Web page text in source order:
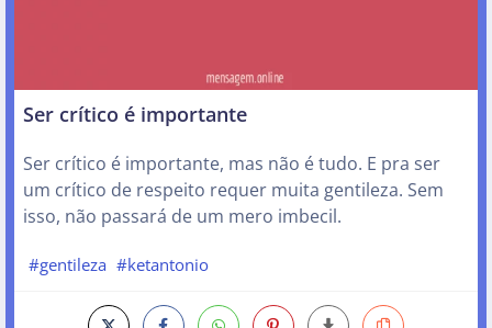
Ser crítico é importante
Ser crítico é importante, mas não é tudo. E pra ser
um crítico de respeito requer muita gentileza. Sem
isso, não passará de um mero imbecil.
#gentileza #ketantonio